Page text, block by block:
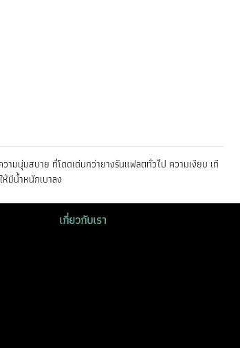
ามนุ่มสบาย ที่โดดเด่นกว่ายางรันแฟลตทั่วไป ความเงียบ เที
มีน้ำหนักเบาลง
เกี่ยวกับเรา